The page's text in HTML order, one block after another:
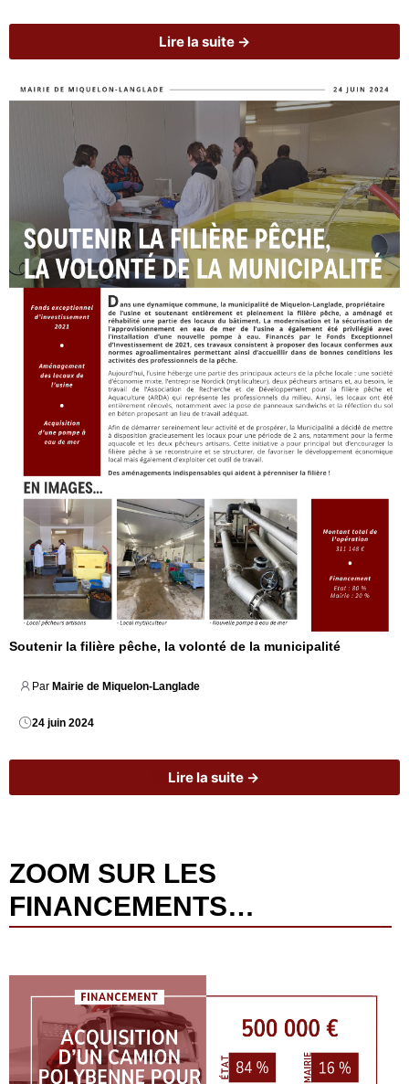
Lire la suite →
Soutenir la filière pêche, la volonté de la municipalité
Par Mairie de Miquelon-Langlade
24 juin 2024
Lire la suite →
ZOOM SUR LES
FINANCEMENTS…